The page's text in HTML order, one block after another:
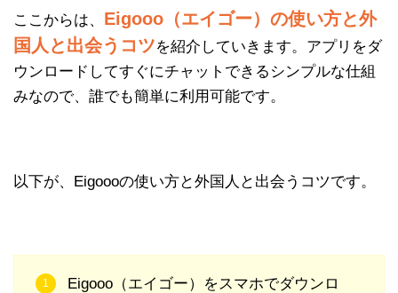
ここからは、 Eigooo（エイゴー）の使い方と外
国人と出会うコツを紹介していきます。アプリをダ
ウンロードしてすぐにチャットできるシンプルな仕組
みなので、誰でも簡単に利用可能です。
以下が、Eigoooの使い方と外国人と出会うコツです。
Eigooo（エイゴー）をスマホでダウンロ